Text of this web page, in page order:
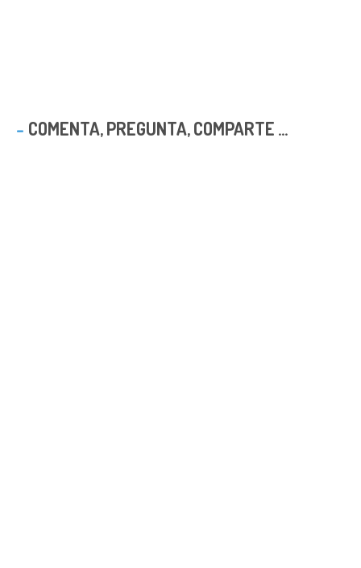
COMENTA, PREGUNTA, COMPARTE ...